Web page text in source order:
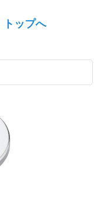
トップへ